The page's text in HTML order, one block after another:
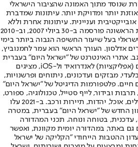
שנוסד מתוך האמונה שהציבור הישראלי
יותר ומדויקת יותר. עיתונות שמדברת
ועניינית. עיתונות אחרת וללא
תשלום. המהדורה המודפסת הראשונה פורסמה ב-30 ביולי 2007, וב-2010
בעל שיעור החשיפה הגבוה ביותר בימי
אדלסון. העורך הראשי הוא עמר לחמנוביץ,
אתרי האינטרנט של "ישראל היום" בעברית
ובאנגלית, כמו כן היישומונים (אפליקציות) לאנדרואיד ול-iOS, מציגים
מבזקים ועדכונים, ניתוחים ופרשנויות,
חיים. פלטפורמות הדיגיטל של "ישראל היום"
ובידור, לייף סטייל, טכנולוגיה, ספורט,
כלכלה וצרכנות, בריאות, חיילים, אוכל, יהדות, תיירות ורכב. ב-2021 עלו
החדש של "ישראל היום" בעברית, במטרה
עדכנית, בטוחה ונוחה. תכני המהדורה
גם באתר, במהדורה יומית מקוונת, ואפשר
ההטבות הייחודי "הקליקה של ישראל